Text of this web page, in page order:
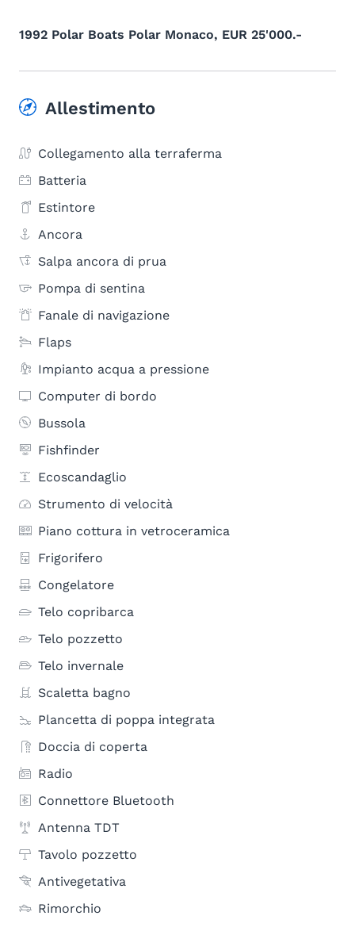
1992 Polar Boats Polar Monaco, EUR 25'000.-
Allestimento
Collegamento alla terraferma
Batteria
Estintore
Ancora
Salpa ancora di prua
Pompa di sentina
Fanale di navigazione
Flaps
Impianto acqua a pressione
Computer di bordo
Bussola
Fishfinder
Ecoscandaglio
Strumento di velocità
Piano cottura in vetroceramica
Frigorifero
Congelatore
Telo copribarca
Telo pozzetto
Telo invernale
Scaletta bagno
Plancetta di poppa integrata
Doccia di coperta
Radio
Connettore Bluetooth
Antenna TDT
Tavolo pozzetto
Antivegetativa
Rimorchio